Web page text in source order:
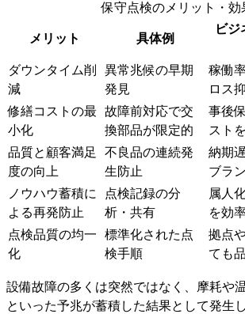
保守点検のメリット・効
メリット 具体例
ビジ
ダウンタイム削
減
異常兆候の早期
発見
稼働
ロス
修繕コストの最
小化
故障前対応で交
換部品が限定的
事後
スト
品質と顧客満足
度の向上
不良品の連続発
生防止
納期
ブラ
ノウハウ蓄積に
よる再発防止
点検記録の分
析・共有
属人
を効
点検品質の均一
化
標準化された点
検手順
拠点
ても
設備故障の多くは突然ではなく、摩耗や
といった予兆が蓄積した結果として発生